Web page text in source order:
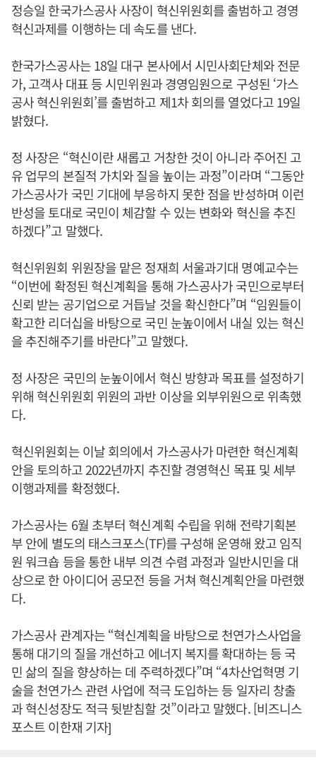
정승일 한국가스공사 사장이 혁신위원회를 출범하고 경영
혁신과제를 이행하는 데 속도를 낸다.
한국가스공사는 18일 대구 본사에서 시민사회단체와 전문
가, 고객사 대표 등 시민위원과 경영임원으로 구성된 ‘가스
공사 혁신위원회’를 출범하고 제1차 회의를 열었다고 19일
밝혔다.
정 사장은 “혁신이란 새롭고 거창한 것이 아니라 주어진 고
유 업무의 본질적 가치와 질을 높이는 과정”이라며 “그동안
가스공사가 국민 기대에 부응하지 못한 점을 반성하며 이런
반성을 토대로 국민이 체감할 수 있는 변화와 혁신을 추진
하겠다”고 말했다.
혁신위원회 위원장을 맡은 정재희 서울과기대 명예교수는
“이번에 확정된 혁신계획을 통해 가스공사가 국민으로부터
신뢰 받는 공기업으로 거듭날 것을 확신한다”며 “임원들이
확고한 리더십을 바탕으로 국민 눈높이에서 내실 있는 혁신
을 추진해주기를 바란다”고 말했다.
정 사장은 국민의 눈높이에서 혁신 방향과 목표를 설정하기
위해 혁신위원회 위원의 과반 이상을 외부위원으로 위촉했
다.
혁신위원회는 이날 회의에서 가스공사가 마련한 혁신계획
안을 토의하고 2022년까지 추진할 경영혁신 목표 및 세부
이행과제를 확정했다.
가스공사는 6월 초부터 혁신계획 수립을 위해 전략기획본
부 안에 별도의 태스크포스(TF)를 구성해 운영해 왔고 임직
원 워크숍 등을 통한 내부 의견 수렴 과정과 일반시민을 대
상으로 한 아이디어 공모전 등을 거쳐 혁신계획안을 마련했
다.
가스공사 관계자는 “혁신계획을 바탕으로 천연가스사업을
통해 대기의 질을 개선하고 에너지 복지를 확대하는 등 국
민 삶의 질을 향상하는 데 주력하겠다”며 “4차산업혁명 기
술을 천연가스 관련 사업에 적극 도입하는 등 일자리 창출
과 혁신성장도 적극 뒷받침할 것”이라고 말했다. [비즈니스
포스트 이한재 기자]